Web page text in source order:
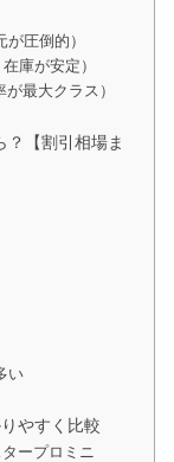
圧倒的）
庫が安定）
最大クラス）
？【割引相場ま
い
やすく比較
ープロミニ